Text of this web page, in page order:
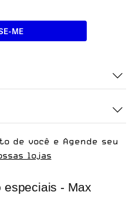
especiais - Max
ME
confortável para o dia a dia.
de você e Agende seu
lojas